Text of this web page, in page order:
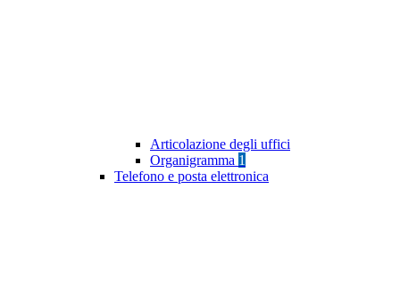
Articolazione degli uffici
Organigramma 1
Telefono e posta elettronica